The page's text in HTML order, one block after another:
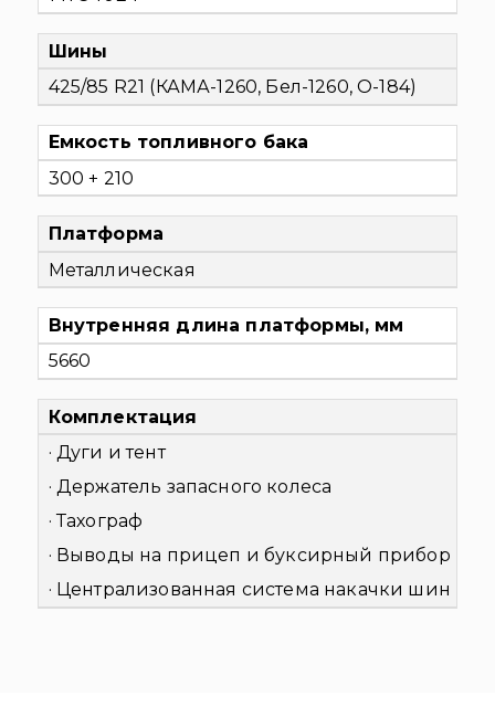
Шины
425/85 R21 (КАМА-1260, Бел-1260, О-184)
Емкость топливного бака
300 + 210
Платформа
Металлическая
Внутренняя длина платформы, мм
5660
Комплектация
· Дуги и тент
· Держатель запасного колеса
· Тахограф
· Выводы на прицеп и буксирный прибор
· Централизованная система накачки шин